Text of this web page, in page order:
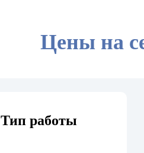
Цены на
Тип работы